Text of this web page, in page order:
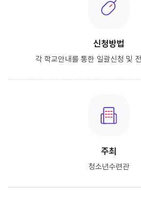
신청방법
각 학교안내를 통한 일괄신청 및
주최
청소년수련관